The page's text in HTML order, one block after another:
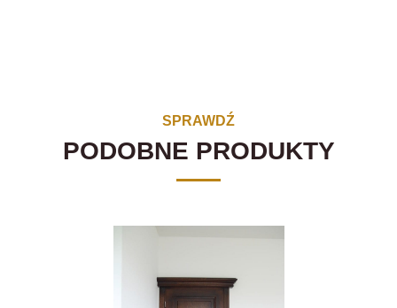
SPRAWDŹ
PODOBNE PRODUKTY